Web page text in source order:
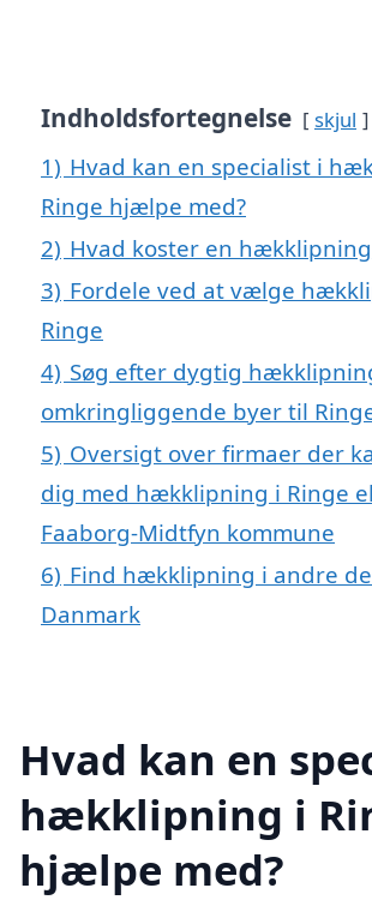
Indholdsfortegnelse skjul
1) Hvad kan en specialist i
Ringe hjælpe med?
2) Hvad koster en
3) Fordele ved at vælge
Ringe
4) Søg efter dygtig
omkringliggende byer til
5) Oversigt over firmaer der
dig med hækklipning i Ringe
Faaborg-Midtfyn kommune
6) Find hækklipning i andre
Danmark
Hvad kan en
hækklipning i
hjælpe med?